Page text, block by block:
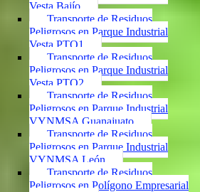
Vesta Bajío
Transporte de Residuos
Peligrosos en Parque Industrial
Vesta PTO1
Transporte de Residuos
Peligrosos en Parque Industrial
Vesta PTO2
Transporte de Residuos
Peligrosos en Parque Industrial
VYNMSA Guanajuato
Transporte de Residuos
Peligrosos en Parque Industrial
VYNMSA León
Transporte de Residuos
Peligrosos en Polígono Empresarial